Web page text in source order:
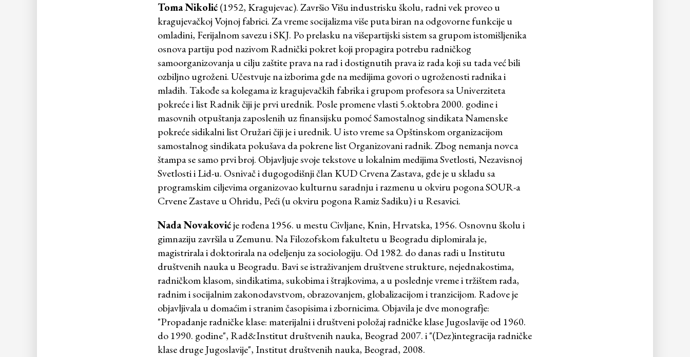
Toma Nikolić(1952, Kragujevac). Završio Višu industrisku školu, radni vek proveo u
kragujevačkoj Vojnoj fabrici. Za vreme socijalizma više puta biran na odgovorne funkcije u
omladini, Ferijalnom savezu i SKJ. Po prelasku na višepartijski sistem sa grupom istomišljenika
osnova partiju pod nazivom Radnički pokret koji propagira potrebu radničkog
samoorganizovanja u cilju zaštite prava na rad i dostignutih prava iz rada koji su tada već bili
ozbiljno ugroženi. Učestvuje na izborima gde na medijima govori o ugroženosti radnika i
mladih. Takođe sa kolegama iz kragujevačkih fabrika i grupom profesora sa Univerziteta
pokreće i list Radnik čiji je prvi urednik. Posle promene vlasti 5.oktobra 2000. godine i
masovnih otpuštanja zaposlenih uz finansijsku pomoć Samostalnog sindikata Namenske
pokreće sidikalni list Oružari čiji je i urednik. U isto vreme sa Opštinskom organizacijom
samostalnog sindikata pokušava da pokrene list Organizovani radnik. Zbog nemanja novca
štampa se samo prvi broj. Objavljuje svoje tekstove u lokalnim medijima Svetlosti, Nezavisnoj
Svetlosti i Lid-u. Osnivač i dugogodišnji član KUD Crvena Zastava, gde je u skladu sa
programskim ciljevima organizovao kulturnu saradnju i razmenu u okviru pogona SOUR-a
Crvene Zastave u Ohridu, Peći (u okviru pogona Ramiz Sadiku) i u Resavici.
Nada Novakovićje rođena 1956. u mestu Civljane, Knin, Hrvatska, 1956. Osnovnu školu i
gimnaziju završila u Zemunu. Na Filozofskom fakultetu u Beogradu diplomirala je,
magistrirala i doktorirala na odeljenju za sociologiju. Od 1982. do danas radi u Institutu
društvenih nauka u Beogradu. Bavi se istraživanjem društvene strukture, nejednakostima,
radničkom klasom, sindikatima, sukobima i štrajkovima, a u poslednje vreme i tržištem rada,
radnim i socijalnim zakonodavstvom, obrazovanjem, globalizacijom i tranzicijom. Radove je
objavljivala u domaćim i stranim časopisima i zbornicima. Objavila je dve monografje:
"Propadanje radničke klase: materijalni i društveni položaj radničke klase Jugoslavije od 1960.
do 1990. godine", Rad&Institut društvenih nauka, Beograd 2007. i "(Dez)integracija radničke
klase druge Jugoslavije", Institut društvenih nauka, Beograd, 2008.